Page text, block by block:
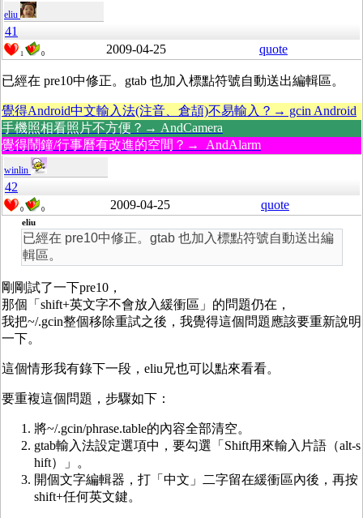
eliu
41
1 0 2009-04-25 quote
已經在 pre10中修正。gtab 也加入標點符號自動送出編輯區。
覺得Android中文輸入法(注音、倉頡)不易輸入？→ gcin Android
手機照相看照片不方便？→ AndCamera
覺得鬧鐘/行事曆有改進的空間？→ AndAlarm
winlin
42
0 0 2009-04-25 quote
eliu
已經在 pre10中修正。gtab 也加入標點符號自動送出編
輯區。
剛剛試了一下pre10，
那個「shift+英文字不會放入緩衝區」的問題仍在，
我把~/.gcin整個移除重試之後，我覺得這個問題應該要重新說明
一下。
這個情形我有錄下一段，eliu兄也可以點來看看。
要重複這個問題，步驟如下：
將~/.gcin/phrase.table的內容全部清空。
gtab輸入法設定選項中，要勾選「Shift用來輸入片語（alt-s
hift）」。
開個文字編輯器，打「中文」二字留在緩衝區內後，再按
shift+任何英文鍵。